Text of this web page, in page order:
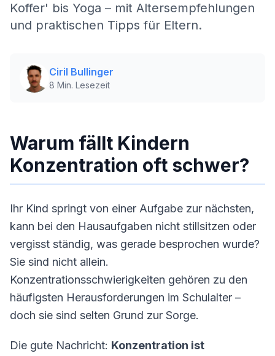
Koffer' bis Yoga – mit Altersempfehlungen
und praktischen Tipps für Eltern.
Ciril Bullinger
8 Min. Lesezeit
Warum fällt Kindern
Konzentration oft schwer?
Ihr Kind springt von einer Aufgabe zur nächsten,
kann bei den Hausaufgaben nicht stillsitzen oder
vergisst ständig, was gerade besprochen wurde?
Sie sind nicht allein.
Konzentrationsschwierigkeiten gehören zu den
häufigsten Herausforderungen im Schulalter –
doch sie sind selten Grund zur Sorge.
Die gute Nachricht: Konzentration ist